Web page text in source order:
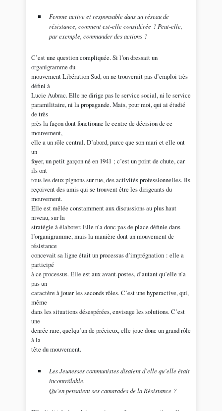
Femme active et responsable dans un réseau de
résistance, comment est-elle considérée ? Peut-elle,
par exemple, commander des actions ?
C’est une question compliquée. Si l’on dressait un
organigramme du
mouvement Libération Sud, on ne trouverait pas d’emploi très
défini à
Lucie Aubrac. Elle ne dirige pas le service social, ni le service
paramilitaire, ni la propagande. Mais, pour moi, qui ai étudié
de très
près la façon dont fonctionne le centre de décision de ce
mouvement,
elle a un rôle central. D’abord, parce que son mari et elle ont
un
foyer, un petit garçon né en 1941 ; c’est un point de chute, car
ils ont
tous les deux pignons sur rue, des activités professionnelles. Ils
reçoivent des amis qui se trouvent être les dirigeants du
mouvement.
Elle est mêlée constamment aux discussions au plus haut
niveau, sur la
stratégie à élaborer. Elle n’a donc pas de place définie dans
l’organigramme, mais la manière dont un mouvement de
résistance
concevait sa ligne était un processus d’imprégnation : elle a
participé
à ce processus. Elle est aux avant-postes, d’autant qu’elle n’a
pas un
caractère à jouer les seconds rôles. C’est une hyperactive, qui,
même
dans les situations désespérées, envisage les solutions. C’est
une
denrée rare, quelqu’un de précieux, elle joue donc un grand rôle
à la
tête du mouvement.
Les Jeunesses communistes disaient d’elle qu’elle était
incontrôlable.
Qu’en pensaient ses camarades de la Résistance ?